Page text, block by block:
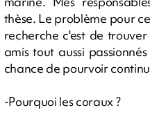
thèse. Le problème pour
recherche c'est de
amis tout aussi
chance de pourvoir
-Pourquoi les coraux ?